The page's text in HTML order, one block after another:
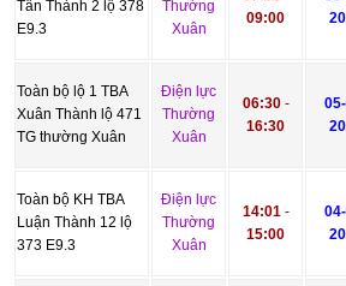
Tân Thành 2 lộ 378
E9.3
Thường
Xuân
09:00
Toàn bộ lộ 1 TBA
Xuân Thành lộ 471
TG thường Xuân
Điện lực
Thường
Xuân
06:30-
16:30
Toàn bộ KH TBA
Luận Thành 12 lộ
373 E9.3
Điện lực
Thường
Xuân
14:01-
15:00